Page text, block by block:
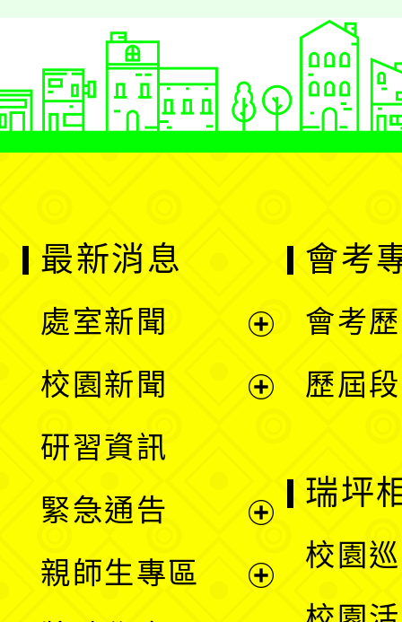
最新消息
處室新聞
單
校園新聞
選
單
研習資訊
緊急通告
親師生專區
會考
會考
歷屆
瑞坪
校園